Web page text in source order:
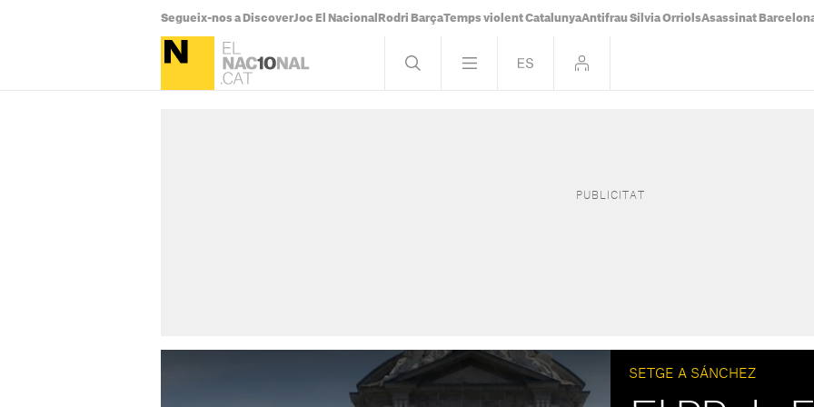
Segueix-nos a DiscoverJoc El Nacional Rodri BarçaTemps violent CatalunyaAntifrau Sílvia OrriolsAsassinat
SETGE A SÁNCHEZ